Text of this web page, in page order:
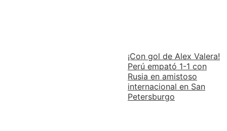
¡Con gol de Alex Valera!
Perú empató 1-1 con
Rusia en amistoso
internacional en San
Petersburgo